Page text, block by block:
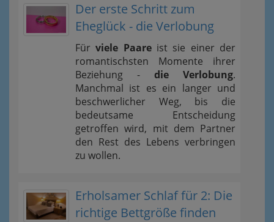
Der erste Schritt zum
Eheglück - die Verlobung
Fürviele Paareist sie einer der
romantischsten Momente ihrer
Beziehung - die Verlobung.
Manchmal ist es ein langer und
beschwerlicher Weg, bis die
bedeutsame Entscheidung
getroffen wird, mit dem Partner
den Rest des Lebens verbringen
zu wollen.
Erholsamer Schlaf für 2: Die
richtige Bettgröße finden